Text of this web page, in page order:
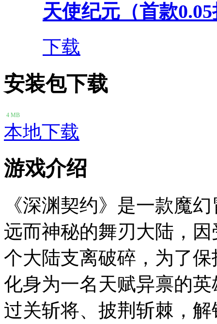
天使纪元（首款
下载
安装包下载
4 MB
本地下载
游戏介绍
《深渊契约》是一款魔
远而神秘的舞刃大陆，
个大陆支离破碎，为了
化身为一名天赋异禀的
过关斩将、披荆斩棘，